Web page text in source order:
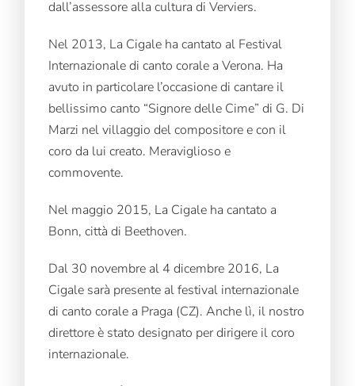
dall’assessore alla cultura di Verviers.
Nel 2013, La Cigale ha cantato al Festival
Internazionale di canto corale a Verona. Ha
avuto in particolare l’occasione di cantare il
bellissimo canto “Signore delle Cime” di G. Di
Marzi nel villaggio del compositore e con il
coro da lui creato. Meraviglioso e
commovente.
Nel maggio 2015, La Cigale ha cantato a
Bonn, città di Beethoven.
Dal 30 novembre al 4 dicembre 2016, La
Cigale sarà presente al festival internazionale
di canto corale a Praga (CZ). Anche lì, il nostro
direttore è stato designato per dirigere il coro
internazionale.